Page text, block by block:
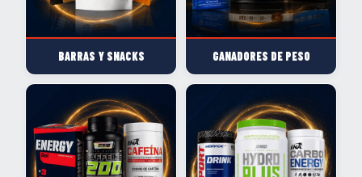
BARRAS Y SNACKS GANADORES DE PESO